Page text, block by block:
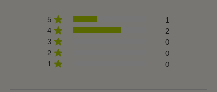
5
1
4
2
3
0
2
0
1
0